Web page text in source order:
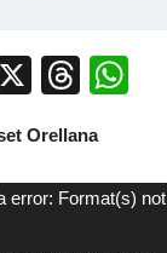
Facebook
X
Orellana
error: Format(s)